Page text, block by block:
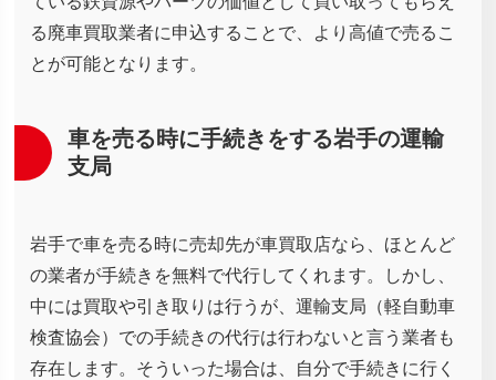
る廃車買取業者に申込することで、より高値で売るこ
とが可能となります。
車を売る時に手続きをする岩手の運輸
支局
岩手で車を売る時に売却先が車買取店なら、ほとんど
の業者が手続きを無料で代行してくれます。しかし、
中には買取や引き取りは行うが、運輸支局（軽自動車
検査協会）での手続きの代行は行わないと言う業者も
存在します。そういった場合は、自分で手続きに行く